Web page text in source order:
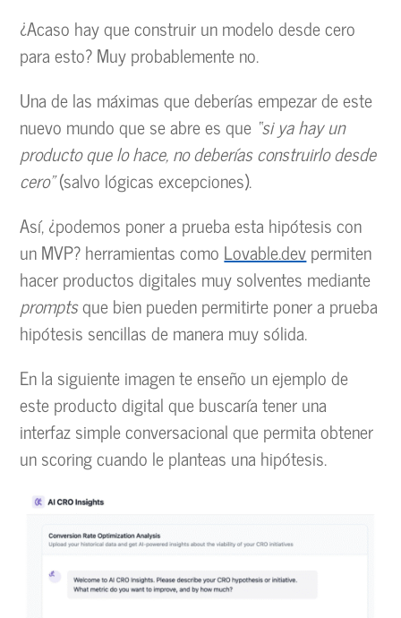
¿Acaso hay que construir un modelo desde cero
para esto? Muy probablemente no.
Una de las máximas que deberías empezar de este
nuevo mundo que se abre es que “si ya hay un
producto que lo hace, no deberías construirlo desde
cero”(salvo lógicas excepciones).
Así, ¿podemos poner a prueba esta hipótesis con
un MVP? herramientas como Lovable.devpermiten
hacer productos digitales muy solventes mediante
promptsque bien pueden permitirte poner a prueba
hipótesis sencillas de manera muy sólida.
En la siguiente imagen te enseño un ejemplo de
este producto digital que buscaría tener una
interfaz simple conversacional que permita obtener
un scoring cuando le planteas una hipótesis.